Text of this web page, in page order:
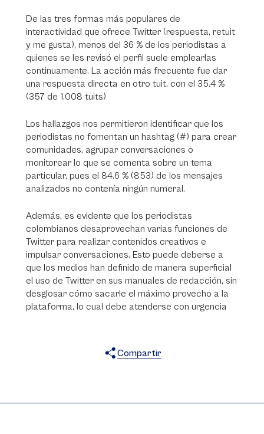
De las tres formas más populares de
interactividad que ofrece Twitter (respuesta, retuit
y me gusta), menos del 36 % de los periodistas a
quienes se les revisó el perfil suele emplearlas
continuamente. La acción más frecuente fue dar
una respuesta directa en otro tuit, con el 35.4 %
(357 de 1.008 tuits)
Los hallazgos nos permitieron identificar que los
periodistas no fomentan un hashtag (#) para crear
comunidades, agrupar conversaciones o
monitorear lo que se comenta sobre un tema
particular, pues el 84.6 % (853) de los mensajes
analizados no contenía ningún numeral.
Además, es evidente que los periodistas
colombianos desaprovechan varias funciones de
Twitter para realizar contenidos creativos e
impulsar conversaciones. Esto puede deberse a
que los medios han definido de manera superficial
el uso de Twitter en sus manuales de redacción, sin
desglosar cómo sacarle el máximo provecho a la
plataforma, lo cual debe atenderse con urgencia
Compartir